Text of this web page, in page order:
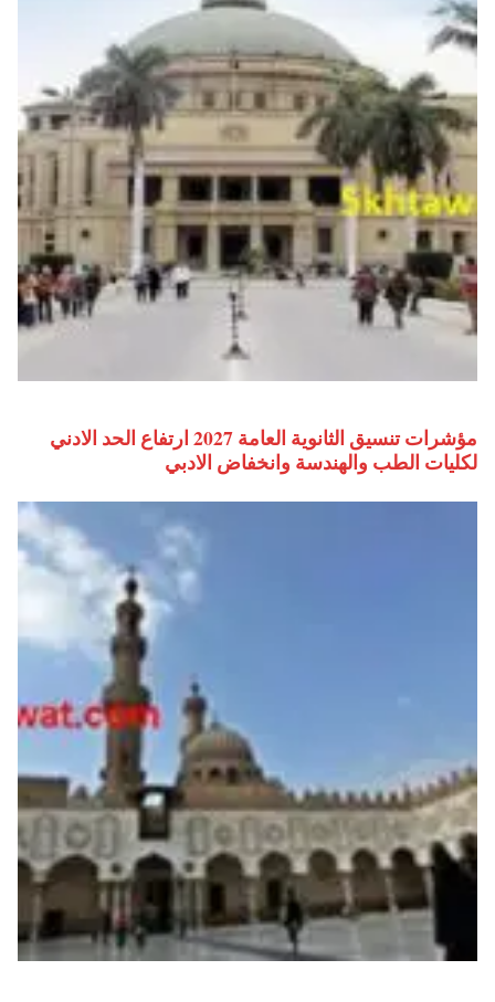
مؤشرات تنسيق الثانوية العامة 2027 ارتفاع الحد الادني
لكليات الطب والهندسة وانخفاض الادبي